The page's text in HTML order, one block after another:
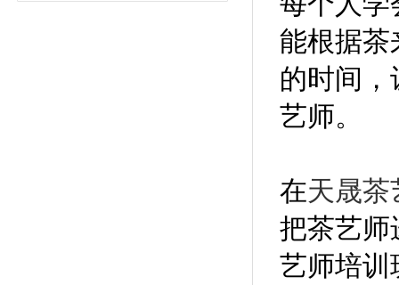
能根据茶
的时间
艺师。
在天晟茶
把茶艺师
艺师培训